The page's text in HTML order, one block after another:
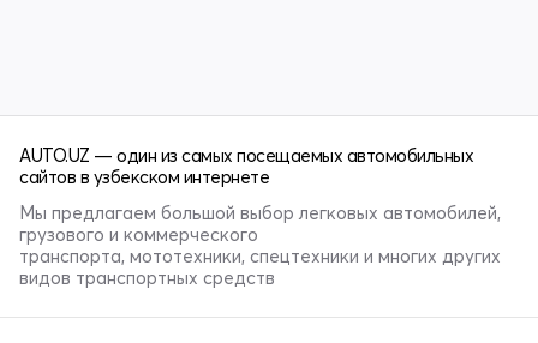
AUTO.UZ — один из самых посещаемых автомобильных
сайтов в узбекском интернете
Мы предлагаем большой выбор легковых автомобилей,
грузового и коммерческого
транспорта, мототехники, спецтехники и многих других
видов транспортных средств